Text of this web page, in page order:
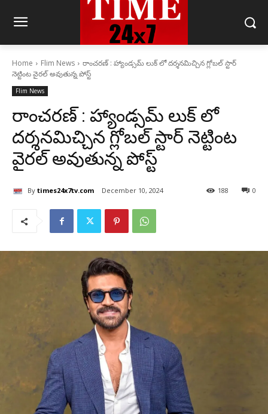
Home Flim News
రాంచరణ్ : హ్యాండ్సమ్ లుక్ లో దర్శనమిచ్చిన గ్లోబల్ స్టార్
నెట్టింట వైరల్ అవుతున్న పోస్ట్
Flim News
రాంచరణ్ : హ్యాండ్సమ్ లుక్ లో
దర్శనమిచ్చిన గ్లోబల్ స్టార్ నెట్టింట
వైరల్ అవుతున్న పోస్ట్
By times24x7tv.com December 10, 2024 0
188